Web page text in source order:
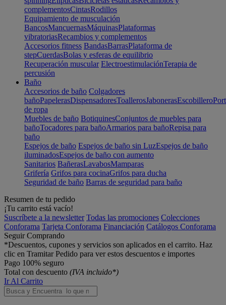
complementosCintasRodillos
Equipamiento de musculación
BancosMancuernasMáquinasPlataformas
vibratoriasRecambios y complementos
Accesorios fitness BandasBarrasPlataforma de
stepCuerdasBolas y esferas de equilibrio
Recuperación muscular ElectroestimulaciónTerapia de
percusión
Baño
Accesorios de baño Colgadores
bañoPapelerasDispensadoresToallerosJabonerasEscobillero
de ropa
Muebles de baño BotiquinesConjuntos de muebles para
bañoTocadores para bañoArmarios para bañoRepisa para
baño
Espejos de baño Espejos de baño sin LuzEspejos de baño
iluminadosEspejos de baño con aumento
Sanitarios BañerasLavabosMamparas
Grifería Grifos para cocinaGrifos para ducha
Seguridad de baño Barras de seguridad para baño
Resumen de tu pedido
¡Tu carrito está vacío!
Suscríbete a la newsletter Todas las promociones Colecciones
Conforama Tarjeta Conforama Financiación Catálogos Conforama
Seguir Comprando
*Descuentos, cupones y servicios son aplicados en el carrito. Haz
clic en Tramitar Pedido para ver estos descuentos e importes
Pago 100% seguro
Total con descuento (IVA incluido*)
Ir Al Carrito